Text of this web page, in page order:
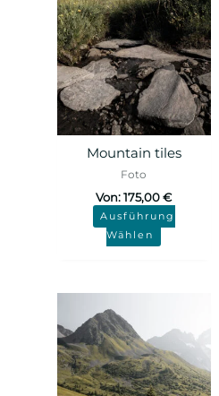
Mountain tiles
Foto
Von:175,00€
Ausführung
Wählen